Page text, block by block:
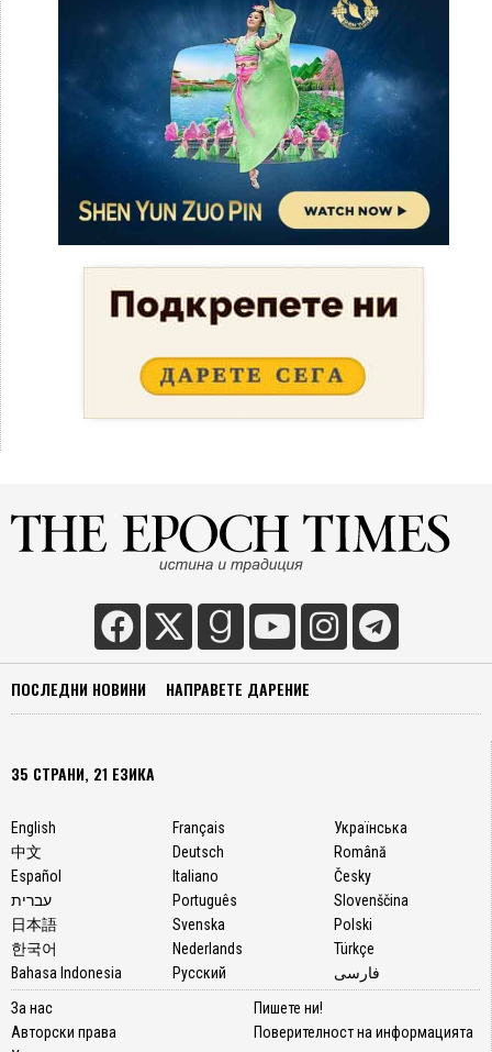
ПОСЛЕДНИ НОВИНИ НАПРАВЕТЕ ДАРЕНИЕ
35 СТРАНИ, 21 ЕЗИКА
English
中文
Español
עברית
日本語
한국어
Bahasa Indonesia
Français
Deutsch
Italiano
Português
Svenska
Nederlands
Русский
Українська
Română
Česky
Slovenščina
Polski
Türkçe
فارسی
За нас
Авторски права
Пишете ни!
Поверителност на информацията